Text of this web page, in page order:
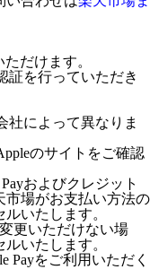
だけます。
証を行っていただき
社によって異なりま
のサイトをご確認
およびクレジット
市場がお支払い方法の
いたします。
更いただけない場
いたします。
Payをご利用いただく